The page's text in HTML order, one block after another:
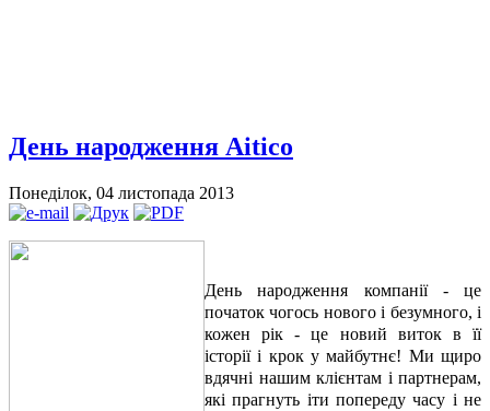
День народження Aitico
Понеділок, 04 листопада 2013
День народження компанії - це
початок чогось нового і безумного, і
кожен рік - це новий виток в її
історії і крок у майбутнє! Ми щиро
вдячні нашим клієнтам і партнерам,
які прагнуть іти попереду часу і не